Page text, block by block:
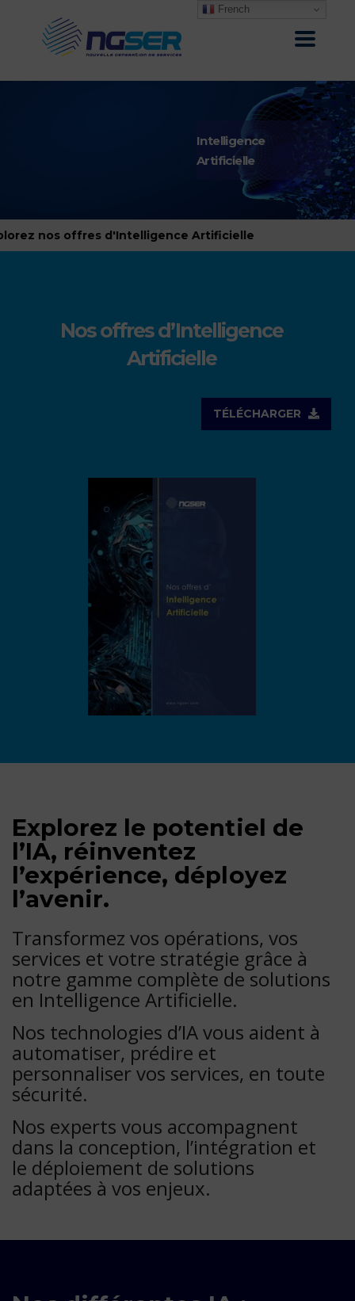
Intelligence
Artificielle
nos offres d'Intelligence Artificielle
Nos offres d’Intelligence
Artificielle
TÉLÉCHARGER
Explorez le potentiel de
l’IA, réinventez
l’expérience, déployez
l’avenir.
Transformez vos opérations, vos
services et votre stratégie grâce à
notre gamme complète de solutions
en Intelligence Artificielle.
Nos technologies d’IA vous aident à
automatiser, prédire et
personnaliser vos services, en toute
sécurité.
Nos experts vous accompagnent
dans la conception, l’intégration et
le déploiement de solutions
adaptées à vos enjeux.
French